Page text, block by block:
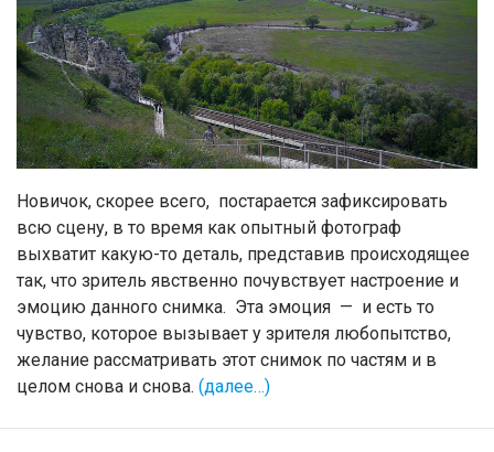
Новичок, скорее всего, постарается зафиксировать
всю сцену, в то время как опытный фотограф
выхватит какую-то деталь, представив происходящее
так, что зритель явственно почувствует настроение и
эмоцию данного снимка. Эта эмоция — и есть то
чувство, которое вызывает у зрителя любопытство,
желание рассматривать этот снимок по частям и в
целом снова и снова. (далее…)